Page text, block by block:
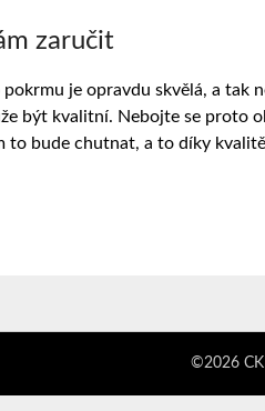
zaručit
je opravdu skvělá, a tak
být kvalitní. Nebojte se proto
to bude chutnat, a to díky
©2026 CK